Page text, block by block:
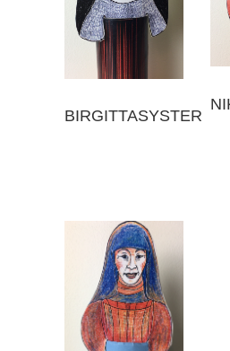
BIRGITTASYSTER